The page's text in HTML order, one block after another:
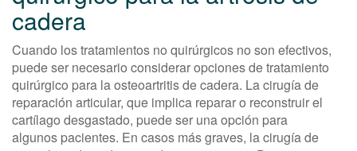
cadera
Cuando los tratamientos no quirúrgicos no son efectivos,
puede ser necesario considerar opciones de tratamiento
quirúrgico para la osteoartritis de cadera. La cirugía de
reparación articular, que implica reparar o reconstruir el
cartílago desgastado, puede ser una opción para
algunos pacientes. En casos más graves, la cirugía de